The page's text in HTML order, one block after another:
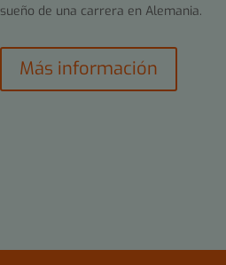
sueño de una carrera en Alemania.
Más información